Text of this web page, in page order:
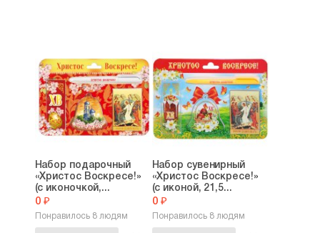
Набор подарочный
«Христос Воскресе!»
(с иконочкой,...
0 ₽
Понравилось 8 людям
Набор сувенирный
«Христос Воскресе!»
(с иконой, 21,5...
0 ₽
Понравилось 8 людям